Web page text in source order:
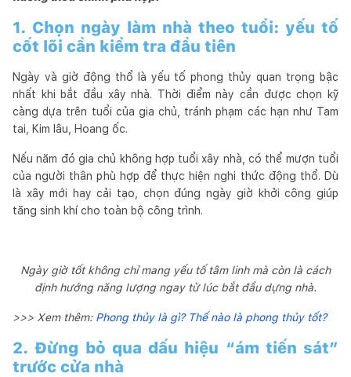
1. Chọn ngày làm nhà theo tuổi: yếu tố
cốt lõi cần kiểm tra đầu tiên
Ngày và giờ động thổ là yếu tố phong thủy quan trọng bậc
nhất khi bắt đầu xây nhà. Thời điểm này cần được chọn kỹ
càng dựa trên tuổi của gia chủ, tránh phạm các hạn như Tam
tai, Kim lâu, Hoang ốc.
Nếu năm đó gia chủ không hợp tuổi xây nhà, có thể mượn tuổi
của người thân phù hợp để thực hiện nghi thức động thổ. Dù
là xây mới hay cải tạo, chọn đúng ngày giờ khởi công giúp
tăng sinh khí cho toàn bộ công trình.
Ngày giờ tốt không chỉ mang yếu tố tâm linh mà còn là cách
định hướng năng lượng ngay từ lúc bắt đầu dựng nhà.
>>> Xem thêm: Phong thủy là gì? Thế nào là phong thủy tốt?
2. Đừng bỏ qua dấu hiệu “ám tiến sát”
trước cửa nhà